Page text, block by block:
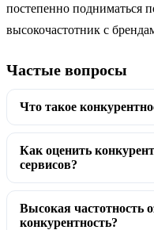
постепенно подниматься
высокочастотник с
Частые вопросы
Что такое
Как оценить
сервисов?
Высокая частотность
конкурентность?